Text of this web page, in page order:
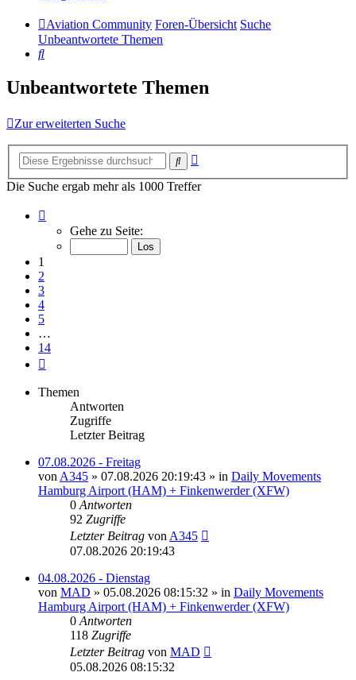
Aviation Community Foren-Übersicht Suche
Unbeantwortete Themen
Suche
Unbeantwortete Themen
Zur erweiterten Suche
Suche
Die Suche ergab mehr als 1000 Treffer
von
Gehe zu Seite:
1
2
3
4
5
…
14
Themen
Antworten
Zugriffe
Letzter Beitrag
07.08.2026 - Freitag
von A345 » 07.08.2026 20:19:43 » in Daily Movements
Hamburg Airport (HAM) + Finkenwerder (XFW)
0 Antworten
92 Zugriffe
Letzter Beitrag von A345
07.08.2026 20:19:43
04.08.2026 - Dienstag
von MAD » 05.08.2026 08:15:32 » in Daily Movements
Hamburg Airport (HAM) + Finkenwerder (XFW)
0 Antworten
118 Zugriffe
Letzter Beitrag von MAD
05.08.2026 08:15:32